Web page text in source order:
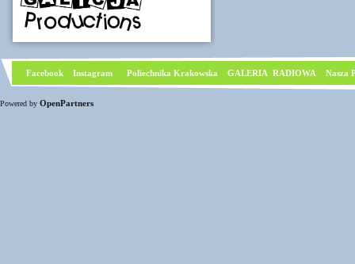
Facebook Instagram Poliechnika Krakowska GALERIA RADIOWA Nasza
Powered by OpenPartners